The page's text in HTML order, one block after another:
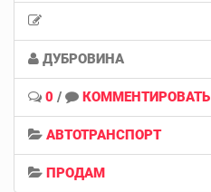
ДУБРОВИНА
0 / КОММЕНТИРОВАТЬ
АВТОТРАНСПОРТ
ПРОДАМ